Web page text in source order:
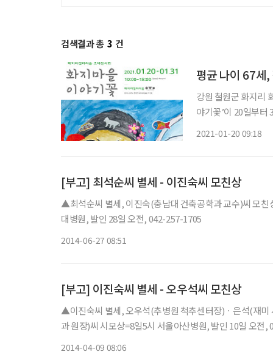
검색결과 총 3 건
평균 나이 67세
강원 철원군 화지리
야기꽃’이 20일부터
2021-01-20 09:18
[부고] 최석순씨 별세 - 이진숙씨 모친상
▲최석순씨 별세, 이진숙(충남대 건축공학과 교수)씨 모
대병원, 발인 28일 오전, 042-257-1705
2014-06-27 08:51
[부고] 이진숙씨 별세 - 오우석씨 모친상
▲이진숙씨 별세, 오우석(추병원 척추센터장)ㆍ은석(재
과 원장)씨 시모상=8일5시 서울아산병원, 발인 10일 오전,
2014-04-09 08:06